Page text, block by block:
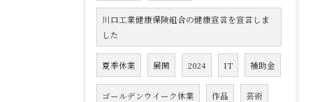
川口工業健康保険組合の健康宣言を宣言しま
した
夏季休業 展開 2024 IT 補助金
ゴールデンウイーク休業 作品 芸術